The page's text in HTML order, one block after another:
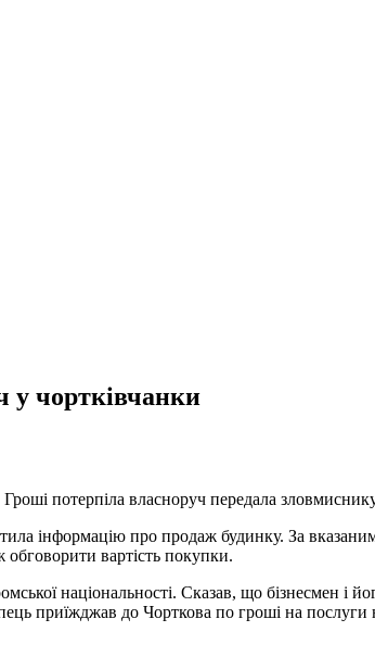
чортківчанки
потерпіла власноруч передала
інформацію про продаж будинку. За
обговорити вартість покупки.
національності. Сказав, що бізнесмен
приїжджав до Чорткова по гроші на послуги